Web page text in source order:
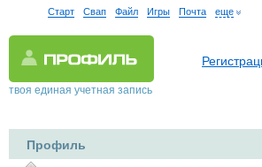
Старт Свап Файл Игры Почта еще
твоя единая учетная запись
Профиль